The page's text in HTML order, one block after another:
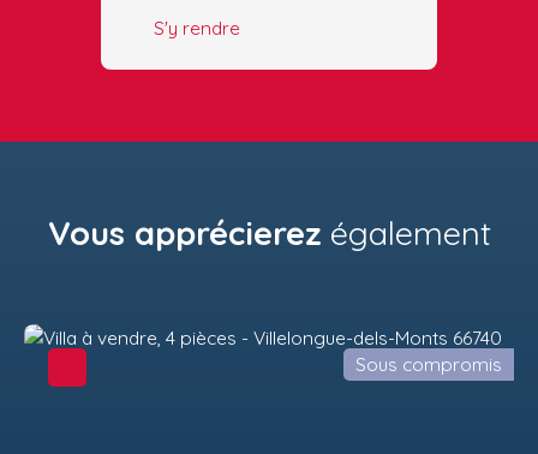
S'y rendre
Vous apprécierez également
Sous compromis